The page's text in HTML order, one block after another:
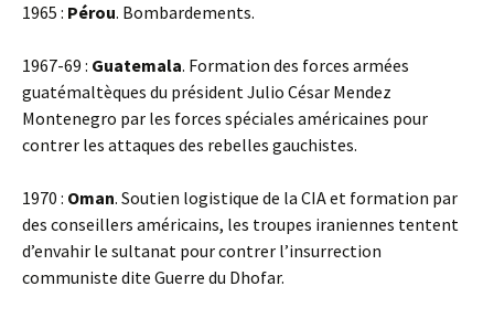
1965 : Pérou. Bombardements.
1967-69 : Guatemala. Formation des forces armées
guatémaltèques du président Julio César Mendez
Montenegro par les forces spéciales américaines pour
contrer les attaques des rebelles gauchistes.
1970 : Oman. Soutien logistique de la CIA et formation par
des conseillers américains, les troupes iraniennes tentent
d’envahir le sultanat pour contrer l’insurrection
communiste dite Guerre du Dhofar.